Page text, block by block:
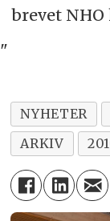
brevet NHO
"
NYHETER
ARKIV